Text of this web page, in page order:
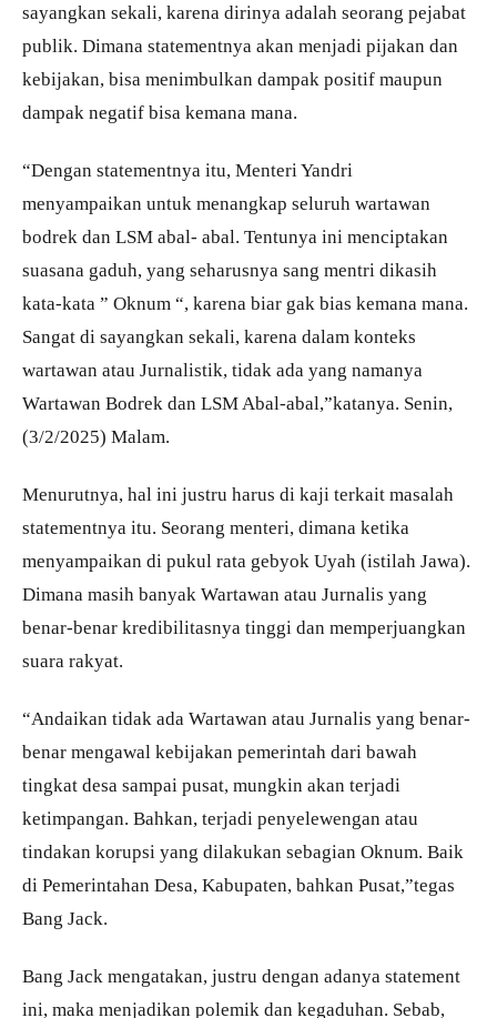
sayangkan sekali, karena dirinya adalah seorang pejabat
publik. Dimana statementnya akan menjadi pijakan dan
kebijakan, bisa menimbulkan dampak positif maupun
dampak negatif bisa kemana mana.
“Dengan statementnya itu, Menteri Yandri
menyampaikan untuk menangkap seluruh wartawan
bodrek dan LSM abal- abal. Tentunya ini menciptakan
suasana gaduh, yang seharusnya sang mentri dikasih
kata-kata ” Oknum “, karena biar gak bias kemana mana.
Sangat di sayangkan sekali, karena dalam konteks
wartawan atau Jurnalistik, tidak ada yang namanya
Wartawan Bodrek dan LSM Abal-abal,”katanya. Senin,
(3/2/2025) Malam.
Menurutnya, hal ini justru harus di kaji terkait masalah
statementnya itu. Seorang menteri, dimana ketika
menyampaikan di pukul rata gebyok Uyah (istilah Jawa).
Dimana masih banyak Wartawan atau Jurnalis yang
benar-benar kredibilitasnya tinggi dan memperjuangkan
suara rakyat.
“Andaikan tidak ada Wartawan atau Jurnalis yang benar-
benar mengawal kebijakan pemerintah dari bawah
tingkat desa sampai pusat, mungkin akan terjadi
ketimpangan. Bahkan, terjadi penyelewengan atau
tindakan korupsi yang dilakukan sebagian Oknum. Baik
di Pemerintahan Desa, Kabupaten, bahkan Pusat,”tegas
Bang Jack.
Bang Jack mengatakan, justru dengan adanya statement
ini, maka menjadikan polemik dan kegaduhan. Sebab,